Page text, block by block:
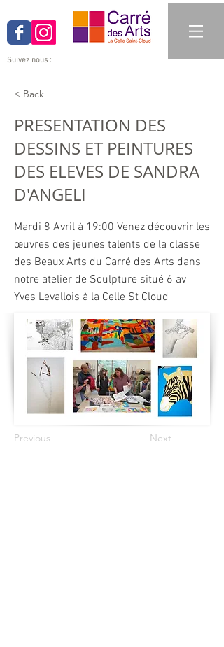
Suivez nous :
< Back
PRESENTATION DES
DESSINS ET PEINTURES
DES ELEVES DE SANDRA
D'ANGELI
Mardi 8 Avril à 19:00 Venez découvrir les
œuvres des jeunes talents de la classe
des Beaux Arts du Carré des Arts dans
notre atelier de Sculpture situé 6 av
Yves Levallois à la Celle St Cloud
Previous Next